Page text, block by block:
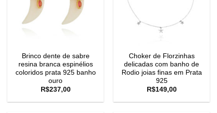
Brinco dente de sabre
resina branca espinélios
coloridos prata 925 banho
ouro
R$237,00
Choker de Florzinhas
delicadas com banho de
Rodio joias finas em Prata
925
R$149,00